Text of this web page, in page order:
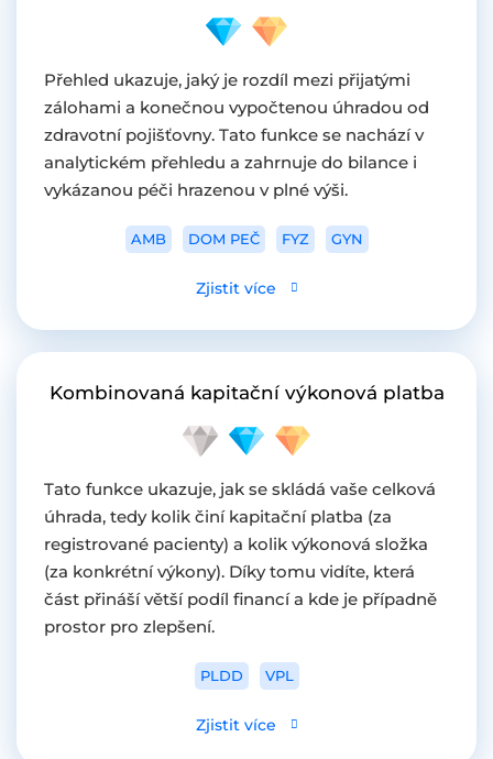
Přehled ukazuje, jaký je rozdíl mezi přijatými
zálohami a konečnou vypočtenou úhradou od
zdravotní pojišťovny. Tato funkce se nachází v
analytickém přehledu a zahrnuje do bilance i
vykázanou péči hrazenou v plné výši.
AMB DOM PEČ FYZ GYN
Zjistit více
Kombinovaná kapitační výkonová platba
Tato funkce ukazuje, jak se skládá vaše celková
úhrada, tedy kolik činí kapitační platba (za
registrované pacienty) a kolik výkonová složka
(za konkrétní výkony). Díky tomu vidíte, která
část přináší větší podíl financí a kde je případně
prostor pro zlepšení.
PLDD VPL
Zjistit více